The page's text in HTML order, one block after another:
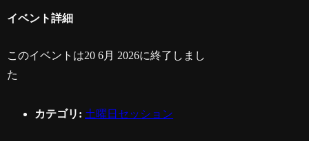
イベント詳細
このイベントは20 6月 2026に終了しまし
た
カテゴリ: 土曜日セッション